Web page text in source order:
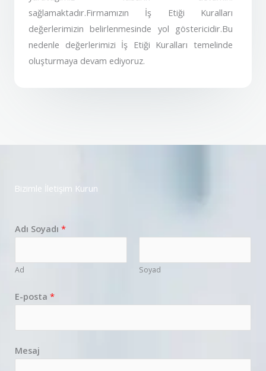
sağlamaktadır.Firmamızın İş Etiği Kuralları
değerlerimizin belirlenmesinde yol göstericidir.Bu
nedenle değerlerimizi İş Etiği Kuralları temelinde
oluşturmaya devam ediyoruz.
Bizimle İletişim Kurun
Adı Soyadı *
Ad Soyad
E-posta *
Mesaj